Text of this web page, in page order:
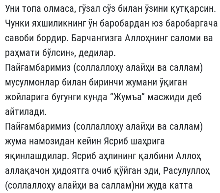
Уни топа олмаса, гўзал сўз билан ўзини қутқарсин.
Чунки яхши­лик­нинг ўн баробардан юз баробаргача
савоби бордир. Барчан­гизга Аллоҳнинг саломи ва
раҳмати бўлсин», дедилар.
Пайғамбаримиз (соллаллоҳу алайҳи ва саллам)
мусулмонлар билан биринчи жумани ўқиган
жойларига бугунги кунда “Жумъа” масжиди деб
айтилади.
Пайғамбаримиз (соллаллоҳу алайҳи ва саллам)
жума намози­дан кейин Ясриб шаҳрига
яқинлашдилар. Ясриб аҳлининг қалби­ни Аллоҳ
аллақачон ҳидоятга очиб қўйган эди, Расулуллоҳ
(сол­лал­лоҳу алайҳи ва саллам)ни жуда катта